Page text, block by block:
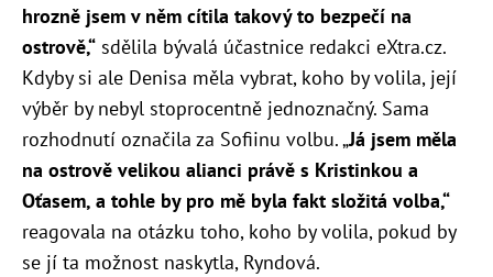
hrozně jsem v něm cítila takový to bezpečí na
ostrově,“ sdělila bývalá účastnice redakci eXtra.cz.
Kdyby si ale Denisa měla vybrat, koho by volila, její
výběr by nebyl stoprocentně jednoznačný. Sama
rozhodnutí označila za Sofiinu volbu. „Já jsem měla
na ostrově velikou alianci právě s Kristinkou a
Oťasem, a tohle by pro mě byla fakt složitá volba,“
reagovala na otázku toho, koho by volila, pokud by
se jí ta možnost naskytla, Ryndová.